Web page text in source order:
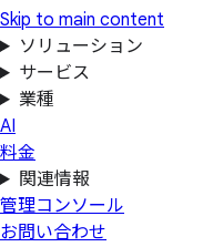
Skip to main content
ソリューション
サービス
業種
AI
料金
関連情報
管理コンソール
お問い合わせ